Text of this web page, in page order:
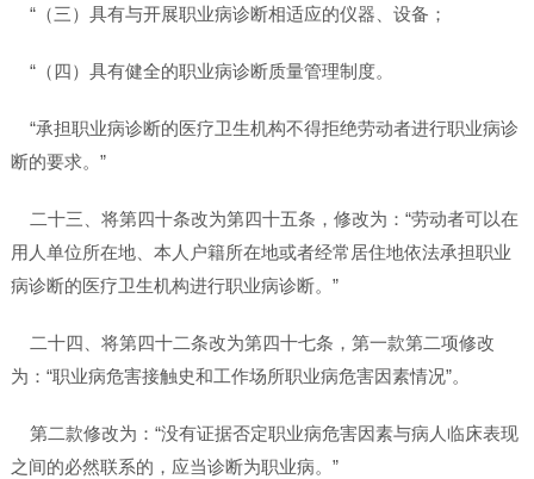
“（三）具有与开展职业病诊断相适应的仪器、设备；
“（四）具有健全的职业病诊断质量管理制度。
“承担职业病诊断的医疗卫生机构不得拒绝劳动者进行职业病诊
断的要求。”
二十三、将第四十条改为第四十五条，修改为：“劳动者可以在
用人单位所在地、本人户籍所在地或者经常居住地依法承担职业
病诊断的医疗卫生机构进行职业病诊断。”
二十四、将第四十二条改为第四十七条，第一款第二项修改
为：“职业病危害接触史和工作场所职业病危害因素情况”。
第二款修改为：“没有证据否定职业病危害因素与病人临床表现
之间的必然联系的，应当诊断为职业病。”